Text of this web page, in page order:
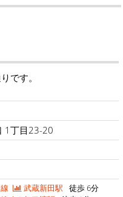
です。
1丁目23-20
武蔵新田駅 徒歩 6分